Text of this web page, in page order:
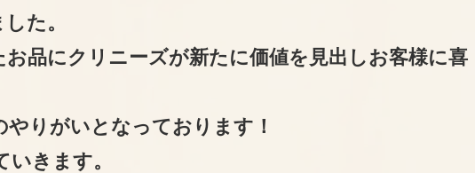
た。
品にクリニーズが新たに価値を見出しお客様に喜
りがいとなっております！
きます。